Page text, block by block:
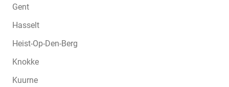
Gent
Hasselt
Heist-Op-Den-Berg
Knokke
Kuurne